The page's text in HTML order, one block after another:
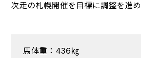
次走の札幌開催を目標に調整を進め
馬体重：436㎏